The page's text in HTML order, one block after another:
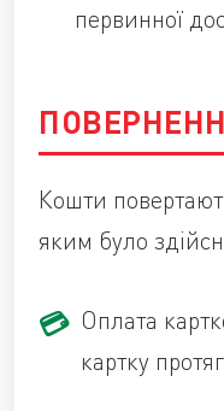
первинної
Кошти
яким було
Оплата
картку